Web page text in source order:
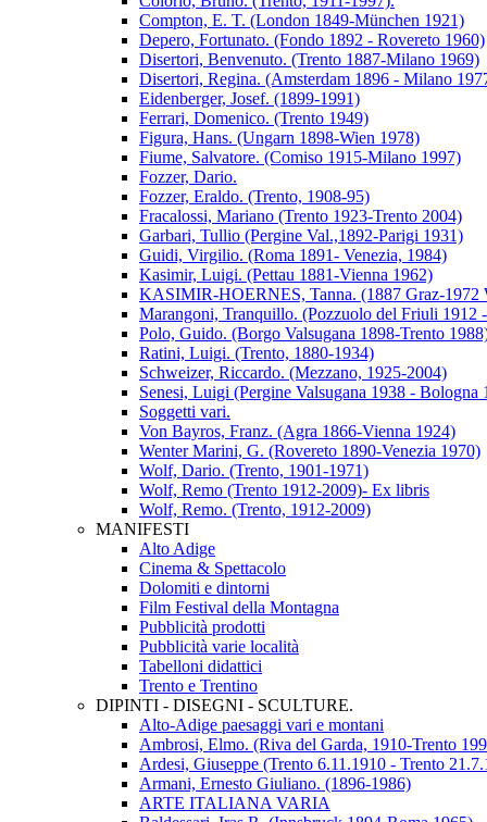
Compton, E. T. (London 1849-München 1921)
Depero, Fortunato. (Fondo 1892 - Rovereto 1960)
Disertori, Benvenuto. (Trento 1887-Milano 1969)
Disertori, Regina. (Amsterdam 1896 - Milano
Eidenberger, Josef. (1899-1991)
Ferrari, Domenico. (Trento 1949)
Figura, Hans. (Ungarn 1898-Wien 1978)
Fiume, Salvatore. (Comiso 1915-Milano 1997)
Fozzer, Dario.
Fozzer, Eraldo. (Trento, 1908-95)
Fracalossi, Mariano (Trento 1923-Trento 2004)
Garbari, Tullio (Pergine Val.,1892-Parigi 1931)
Guidi, Virgilio. (Roma 1891- Venezia, 1984)
Kasimir, Luigi. (Pettau 1881-Vienna 1962)
KASIMIR-HOERNES, Tanna. (1887 Graz-1972
Marangoni, Tranquillo. (Pozzuolo del Friuli 1912
Polo, Guido. (Borgo Valsugana 1898-Trento
Ratini, Luigi. (Trento, 1880-1934)
Schweizer, Riccardo. (Mezzano, 1925-2004)
Senesi, Luigi (Pergine Valsugana 1938 - Bologna
Soggetti vari.
Von Bayros, Franz. (Agra 1866-Vienna 1924)
Wenter Marini, G. (Rovereto 1890-Venezia 1970)
Wolf, Dario. (Trento, 1901-1971)
Wolf, Remo (Trento 1912-2009)- Ex libris
Wolf, Remo. (Trento, 1912-2009)
MANIFESTI
Alto Adige
Cinema & Spettacolo
Dolomiti e dintorni
Film Festival della Montagna
Pubblicità prodotti
Pubblicità varie località
Tabelloni didattici
Trento e Trentino
DIPINTI - DISEGNI - SCULTURE.
Alto-Adige paesaggi vari e montani
Ambrosi, Elmo. (Riva del Garda, 1910-Trento
Ardesi, Giuseppe (Trento 6.11.1910 - Trento
Armani, Ernesto Giuliano. (1896-1986)
ARTE ITALIANA VARIA